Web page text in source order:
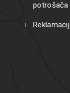
potrošača